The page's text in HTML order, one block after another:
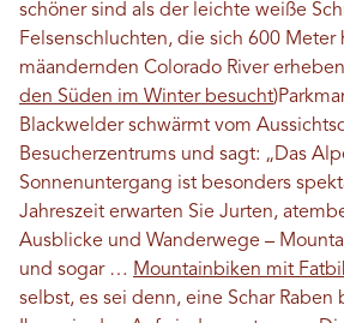
schöner sind als der leichte weiße
Felsenschluchten, die sich 600 Meter
mäandernden Colorado River
den Süden im Winter besucht)
Blackwelder schwärmt vom
Besucherzentrums und sagt: „Das
Sonnenuntergang ist besonders
Jahreszeit erwarten Sie Jurten,
Ausblicke und Wanderwege –
und sogar … Mountainbiken mit
selbst, es sei denn, eine Schar Raben